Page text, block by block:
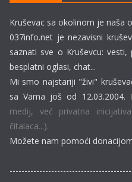
Kruševac sa okolinom je naša
037info.net je nezavisni
saznati sve o Kruševcu:
besplatni oglasi, chat...
Mi smo najstariji "živi"
sa Vama još od 12.03.2004.
medij, već privatna
čitalaca...).
Možete nam pomoći